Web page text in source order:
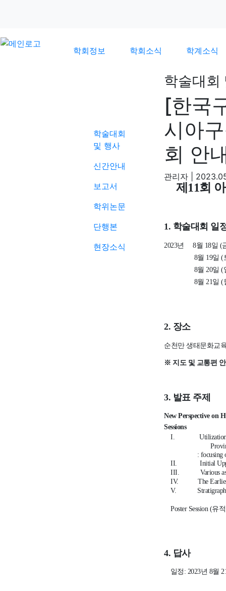
학회정보 학회소식 학계소식
학술대회
및 행사
신간안내
보고서
학위논문
단행본
현장소식
학술대회
[한국
시아
회 안
관리자
제 11회
1. 학술대회 일
2023년 8월 18일 (
8월 19일 (
8월 20일 (
8월 21일 (
2. 장소
순천만 생태문화교
※ 지도 및 교통편
3. 발표 주제
New Perspective on
Sessions
I.
: focusing on
II.
Initial
III.
Various
IV.
The
V.
Poster Session (유
4. 답사
일정 : 2023년 8월